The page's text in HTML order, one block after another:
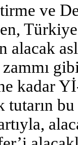
ve
alacak
kadar
tutarın